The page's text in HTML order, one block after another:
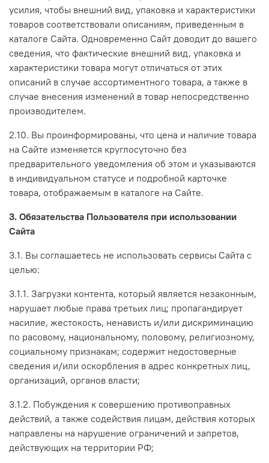
усилия, чтобы внешний вид, упаковка и характеристики
товаров соответствовали описаниям, приведенным в
каталоге Сайта. Одновременно Сайт доводит до вашего
сведения, что фактические внешний вид, упаковка и
характеристики товара могут отличаться от этих
описаний в случае ассортиментного товара, а также в
случае внесения изменений в товар непосредственно
производителем.
2.10. Вы проинформированы, что цена и наличие товара
на Сайте изменяется круглосуточно без
предварительного уведомления об этом и указываются
в индивидуальном статусе и подробной карточке
товара, отображаемым в каталоге на Сайте.
3. Обязательства Пользователя при использовании
Сайта
3.1. Вы соглашаетесь не использовать сервисы Сайта с
целью:
3.1.1. Загрузки контента, который является незаконным,
нарушает любые права третьих лиц; пропагандирует
насилие, жестокость, ненависть и/или дискриминацию
по расовому, национальному, половому, религиозному,
социальному признакам; содержит недостоверные
сведения и/или оскорбления в адрес конкретных лиц,
организаций, органов власти;
3.1.2. Побуждения к совершению противоправных
действий, а также содействия лицам, действия которых
направлены на нарушение ограничений и запретов,
действующих на территории РФ;